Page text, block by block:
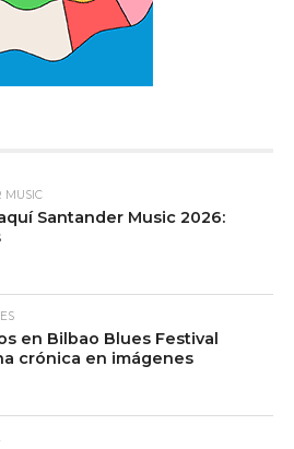
MUSIC
Santander Music 2026:
en Bilbao Blues Festival
crónica en imágenes